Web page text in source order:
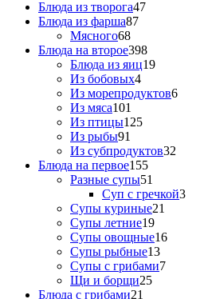
Блюда из творога47
Блюда из фарша87
Мясного68
Блюда на второе398
Блюда из яиц19
Из бобовых4
Из морепродуктов6
Из мяса101
Из птицы125
Из рыбы91
Из субпродуктов32
Блюда на первое155
Разные супы51
Суп с гречкой3
Супы куриные21
Супы летние19
Супы овощные16
Супы рыбные13
Супы с грибами7
Щи и борщи25
Блюда с грибами21